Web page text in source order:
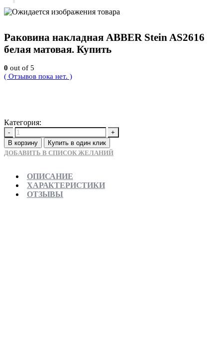
Раковина накладная ABBER Stein AS2616
белая матовая. Купить
0 out of 5
( Отзывов пока нет. )
Категория:
-
+
В корзину
Купить в один клик
ДОБАВИТЬ В СПИСОК ЖЕЛАНИЙ
ОПИСАНИЕ
ХАРАКТЕРИСТИКИ
ОТЗЫВЫ